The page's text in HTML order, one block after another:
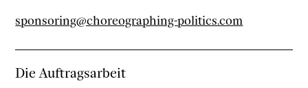
sponsoring@choreographing-politics.com
Die Auftragsarbeit